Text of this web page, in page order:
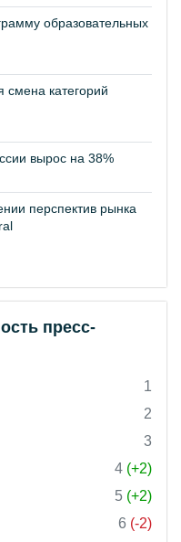
образовательных
категорий
вырос на 38%
перспектив рынка
пресс-
1
2
3
4 (+2)
5 (+2)
6 (-2)